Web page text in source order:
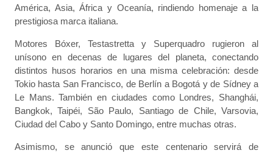
América, Asia, África y Oceanía, rindiendo homenaje a la
prestigiosa marca italiana.
Motores Bóxer, Testastretta y Superquadro rugieron al
unísono en decenas de lugares del planeta, conectando
distintos husos horarios en una misma celebración: desde
Tokio hasta San Francisco, de Berlín a Bogotá y de Sídney a
Le Mans. También en ciudades como Londres, Shanghái,
Bangkok, Taipéi, São Paulo, Santiago de Chile, Varsovia,
Ciudad del Cabo y Santo Domingo, entre muchas otras.
Asimismo, se anunció que este centenario servirá de